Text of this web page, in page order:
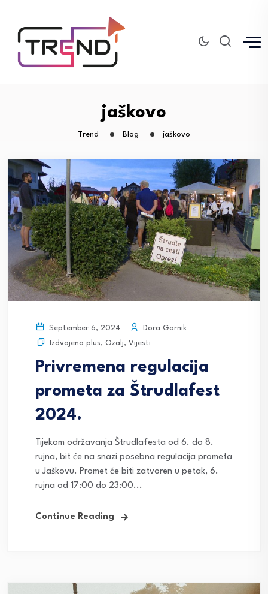
jaškovo
Trend Blog jaškovo
September 6, 2024
Dora Gornik
Izdvojeno plus, Ozalj, Vijesti
Privremena regulacija
prometa za Štrudlafest
2024.
Tijekom održavanja Štrudlafesta od 6. do 8.
rujna, bit će na snazi posebna regulacija prometa
u Jaškovu. Promet će biti zatvoren u petak, 6.
rujna od 17:00 do 23:00...
Continue Reading